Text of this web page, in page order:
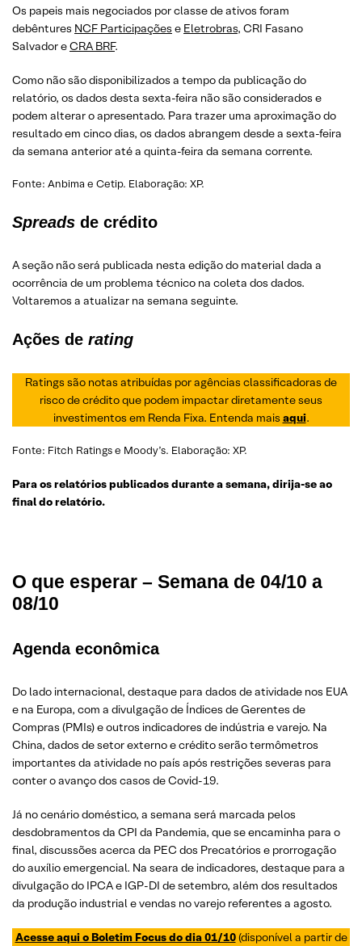
Os papeis mais negociados por classe de ativos foram
debêntures NCF Participações e Eletrobras, CRI Fasano
Salvador eCRA BRF.
Como não são disponibilizados a tempo da publicação do
relatório, os dados desta sexta-feira não são considerados e
podem alterar o apresentado. Para trazer uma aproximação do
resultado em cinco dias, os dados abrangem desde a sexta-feira
da semana anterior até a quinta-feira da semana corrente.
Fonte: Anbima e Cetip. Elaboração: XP.
Spreads de crédito
A seção não será publicada nesta edição do material dada a
ocorrência de um problema técnico na coleta dos dados.
Voltaremos a atualizar na semana seguinte.
Ações de rating
Ratings são notas atribuídas por agências classificadoras de
risco de crédito que podem impactar diretamente seus
investimentos em Renda Fixa. Entenda mais aqui.
Fonte: Fitch Ratings e Moody’s. Elaboração: XP.
Para os relatórios publicados durante a semana, dirija-se ao
final do relatório.
O que esperar – Semana de 04/10 a
08/10
Agenda econômica
Do lado internacional, destaque para dados de atividade nos EUA
e na Europa, com a divulgação de Índices de Gerentes de
Compras (PMIs) e outros indicadores de indústria e varejo. Na
China, dados de setor externo e crédito serão termômetros
importantes da atividade no país após restrições severas para
conter o avanço dos casos de Covid-19.
Já no cenário doméstico, a semana será marcada pelos
desdobramentos da CPI da Pandemia, que se encaminha para o
final, discussões acerca da PEC dos Precatórios e prorrogação
do auxílio emergencial. Na seara de indicadores, destaque para a
divulgação do IPCA e IGP-DI de setembro, além dos resultados
da produção industrial e vendas no varejo referentes a agosto.
Acesse aqui o Boletim Focus do dia 01/10(disponível a partir de